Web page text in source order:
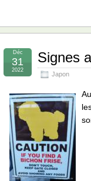
Signes
Japon
Déc
31
2022